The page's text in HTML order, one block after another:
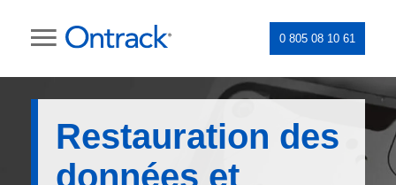
0 805 08 10 61
Restauration des
données et